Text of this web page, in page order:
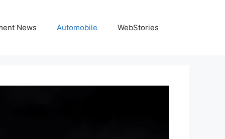
News Automobile WebStories